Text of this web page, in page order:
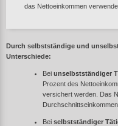
das Nettoeinkommen
Durch selbstständige und
Unterschiede:
Bei unselbstständiger
Prozent des
versichert werden. Das
Bei selbstständiger